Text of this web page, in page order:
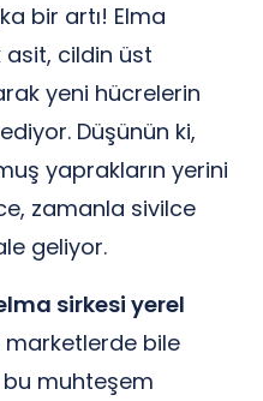
bir artı! Elma
asit, cildin üst
yeni hücrelerin
Düşünün ki,
yaprakların yerini
zamanla sivilce
geliyor.
sirkesi yerel
marketlerde bile
muhteşem